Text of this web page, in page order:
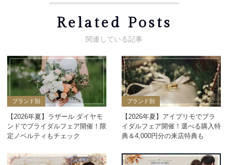
Related Posts
ブランド別
【2026年夏】ラザール ダイヤモ
ンドでブライダルフェア開催！限
定ノベルティもチェック
ブランド別
【2026年夏】アイプリモでブラ
イダルフェア開催！選べる購入特
典＆4,000円分の来店特典も